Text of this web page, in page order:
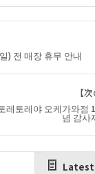
) 전 매장 휴무 안내
【
레토레야 오케가와점
념 감사